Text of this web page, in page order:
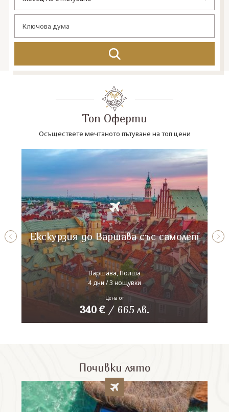
Топ Оферти
Осъществете мечтаното пътуване на топ цени
Екскурзия до Варшава със самолет
Варшава, Полша
4 дни / 3 нощувки
Цена от
340 € / 665 лв.
Почивки лято